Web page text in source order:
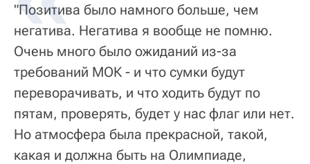
"Позитива было намного больше, чем
негатива. Негатива я вообще не помню.
Очень много было ожиданий из-за
требований МОК - и что сумки будут
переворачивать, и что ходить будут по
пятам, проверять, будет у нас флаг или нет.
Но атмосфера была прекрасной, такой,
какая и должна быть на Олимпиаде,